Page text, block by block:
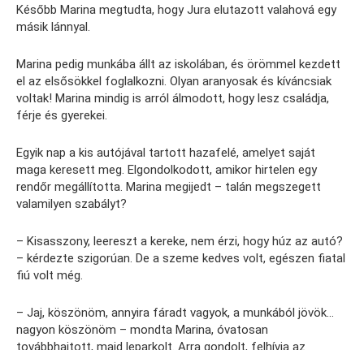
Később Marina megtudta, hogy Jura elutazott valahová egy
másik lánnyal.
Marina pedig munkába állt az iskolában, és örömmel kezdett
el az elsősökkel foglalkozni. Olyan aranyosak és kíváncsiak
voltak! Marina mindig is arról álmodott, hogy lesz családja,
férje és gyerekei.
Egyik nap a kis autójával tartott hazafelé, amelyet saját
maga keresett meg. Elgondolkodott, amikor hirtelen egy
rendőr megállította. Marina megijedt – talán megszegett
valamilyen szabályt?
– Kisasszony, leereszt a kereke, nem érzi, hogy húz az autó?
– kérdezte szigorúan. De a szeme kedves volt, egészen fiatal
fiú volt még.
– Jaj, köszönöm, annyira fáradt vagyok, a munkából jövök…
nagyon köszönöm – mondta Marina, óvatosan
továbbhajtott, majd leparkolt. Arra gondolt, felhívja az